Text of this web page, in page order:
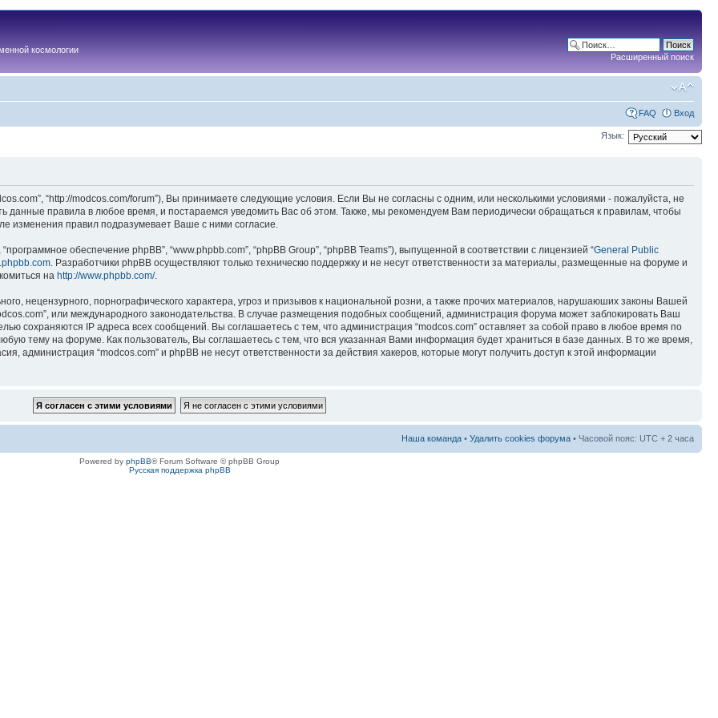
космологии
Расширенный поиск
FAQ Вход
Язык:
“http://modcos.com/forum”), Вы принимаете следующие условия. Если Вы не согласны с одним, или несколькими условиями - пожалуйста, не
данные правила в любое время, и постараемся уведомить Вас об этом. Также, мы рекомендуем Вам периодически обращаться к правилам, чтобы
изменения правил подразумевает Ваше с ними согласие.
обеспечение phpBB”, “www.phpbb.com”, “phpBB Group”, “phpBB Teams”), выпущенной в соответствии с лицензией “General Public
. Разработчики phpBB осуществляют только техническю поддержку и не несут ответственности за материалы, размещенные на форуме и
на http://www.phpbb.com/.
нецензурного, порнографического характера, угроз и призывов к национальной розни, а также прочих материалов, нарушаюших законы Вашей
или международного законодательства. В случае размещения подобных сообщений, администрация форума может заблокировать Ваш
сохраняются IP адреса всех сообщений. Вы соглашаетесь с тем, что администрация “modcos.com” оставляет за собой право в любое время по
тему на форуме. Как пользователь, Вы соглашаетесь с тем, что вся указанная Вами информация будет храниться в базе данных. В то же время,
администрация “modcos.com” и phpBB не несут ответственности за действия хакеров, которые могут получить доступ к этой информации
Наша команда • Удалить cookies форума • Часовой пояс: UTC + 2 часа
Powered by phpBB® Forum Software © phpBB Group
Русская поддержка phpBB